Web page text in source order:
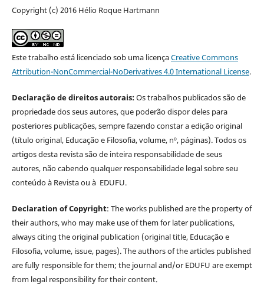
Copyright (c) 2016 Hélio Roque Hartmann
Este trabalho está licenciado sob uma licençaCreative Commons
Attribution-NonCommercial-NoDerivatives 4.0 International License.
Declaração de direitos autorais:Os trabalhos publicados são de
propriedade dos seus autores, que poderão dispor deles para
posteriores publicações, sempre fazendo constar a edição original
(título original, Educação e Filosofia, volume, nº, páginas). Todos os
artigos desta revista são de inteira responsabilidade de seus
autores, não cabendo qualquer responsabilidade legal sobre seu
conteúdo à Revista ou à EDUFU.
Declaration of Copyright: The works published are the property of
their authors, who may make use of them for later publications,
always citing the original publication (original title, Educação e
Filosofia, volume, issue, pages). The authors of the articles published
are fully responsible for them; the journal and/or EDUFU are exempt
from legal responsibility for their content.